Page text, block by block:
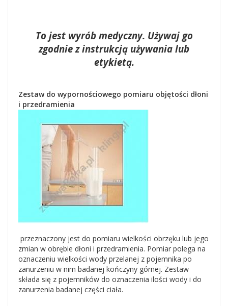
To jest wyrób medyczny. Używaj go
zgodnie z instrukcją używania lub
etykietą.
Zestaw do wypornościowego pomiaru objętości dłoni
i przedramienia
przeznaczony jest do pomiaru wielkości obrzęku lub jego
zmian w obrębie dłoni i przedramienia. Pomiar polega na
oznaczeniu wielkości wody przelanej z pojemnika po
zanurzeniu w nim badanej kończyny górnej. Zestaw
składa się z pojemników do oznaczenia ilości wody i do
zanurzenia badanej części ciała.